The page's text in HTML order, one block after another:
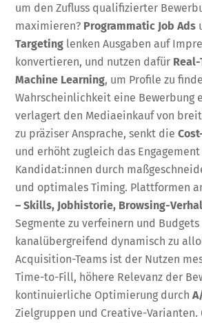
um den Zufluss qualifizierter
maximieren? Programmatic Job Ads
Targeting lenken Ausgaben auf
konvertieren, und nutzen dafür
Machine Learning, um Profile zu
Wahrscheinlichkeit eine Bewerbung
verlagert den Mediaeinkauf von
zu präziser Ansprache, senkt die
und erhöht zugleich das Engagement
Kandidat:innen durch
und optimales Timing. Plattformen
– Skills, Jobhistorie, Browsing-
Segmente zu verfeinern und Budgets
kanalübergreifend dynamisch zu
Acquisition-Teams ist der Nutzen
Time-to-Fill, höhere Relevanz der
kontinuierliche Optimierung durch
Zielgruppen und Creative-Varianten.